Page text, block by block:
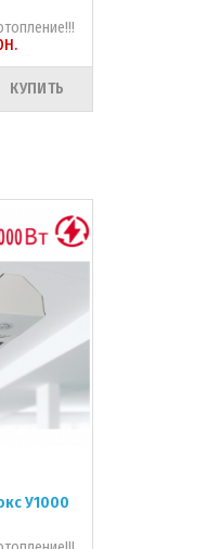
КУПИТЬ
У1000